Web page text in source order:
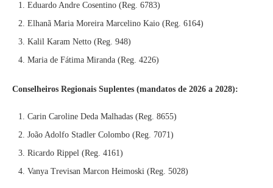
Eduardo Andre Cosentino (Reg. 6783)
Elhanã Maria Moreira Marcelino Kaio (Reg. 6164)
Kalil Karam Netto (Reg. 948)
Maria de Fátima Miranda (Reg. 4226)
Conselheiros Regionais Suplentes (mandatos de 2026 a 2028):
Carin Caroline Deda Malhadas (Reg. 8655)
João Adolfo Stadler Colombo (Reg. 7071)
Ricardo Rippel (Reg. 4161)
Vanya Trevisan Marcon Heimoski (Reg. 5028)